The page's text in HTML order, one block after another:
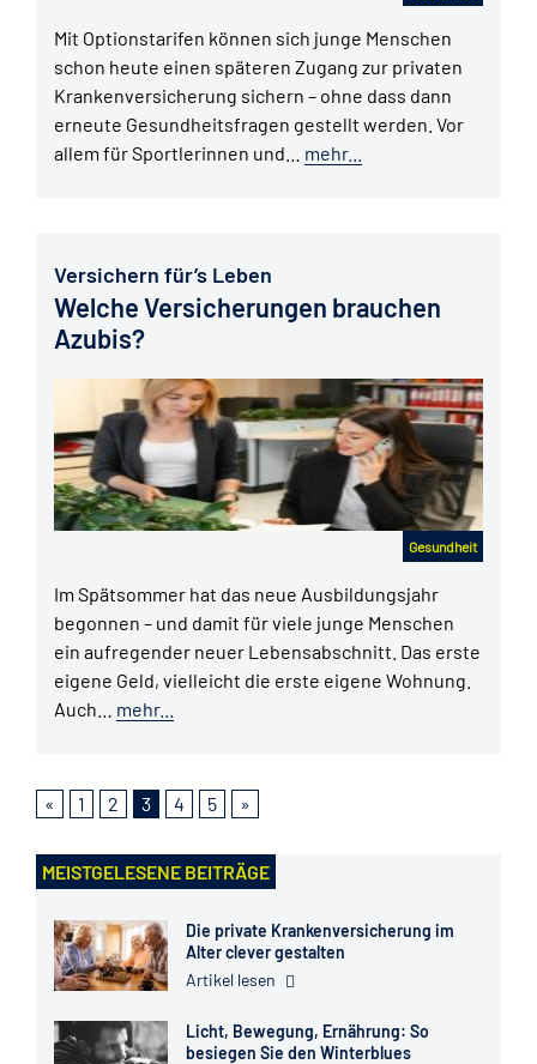
Mit Optionstarifen können sich junge Menschen
schon heute einen späteren Zugang zur privaten
Krankenversicherung sichern – ohne dass dann
erneute Gesundheitsfragen gestellt werden. Vor
allem für Sportlerinnen und… mehr...
Versichern für’s Leben
Welche Versicherungen brauchen
Azubis?
Gesundheit
Im Spätsommer hat das neue Ausbildungsjahr
begonnen – und damit für viele junge Menschen
ein aufregender neuer Lebensabschnitt. Das erste
eigene Geld, vielleicht die erste eigene Wohnung.
Auch… mehr...
« 1 2 3 4 5 »
MEISTGELESENE BEITRÄGE
Die private Krankenversicherung im
Alter clever gestalten
Artikel lesen
Licht, Bewegung, Ernährung: So
besiegen Sie den Winterblues